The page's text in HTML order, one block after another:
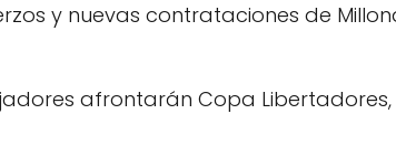
y nuevas contrataciones de
afrontarán Copa Libertadores,